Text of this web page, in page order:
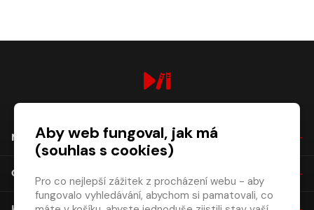
NÁKUP
O SPOLEČNOSTI
Aby web fungoval, jak má
(souhlas s cookies)
Pro co nejlepší zážitek z procházení webu - aby
fungovalo vyhledávání, abychom si pamatovali, co